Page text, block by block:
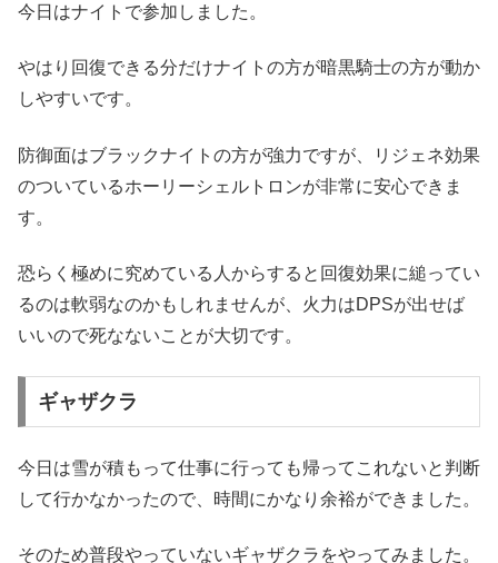
今日はナイトで参加しました。
やはり回復できる分だけナイトの方が暗黒騎士の方が動か
しやすいです。
防御面はブラックナイトの方が強力ですが、リジェネ効果
のついているホーリーシェルトロンが非常に安心できま
す。
恐らく極めに究めている人からすると回復効果に縋ってい
るのは軟弱なのかもしれませんが、火力はDPSが出せば
いいので死なないことが大切です。
ギャザクラ
今日は雪が積もって仕事に行っても帰ってこれないと判断
して行かなかったので、時間にかなり余裕ができました。
そのため普段やっていないギャザクラをやってみました。